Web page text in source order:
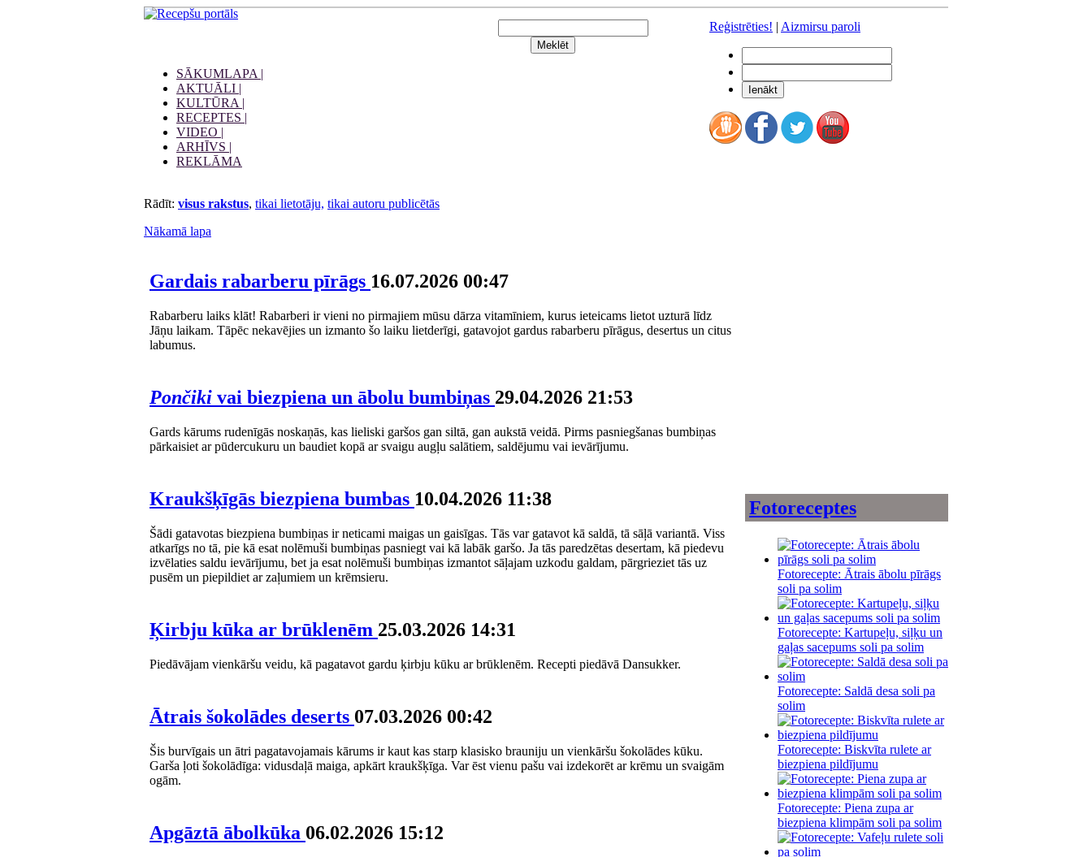
SĀKUMLAPA |
AKTUĀLI |
KULTŪRA |
RECEPTES |
VIDEO |
ARHĪVS |
REKLĀMA
Reģistrēties! | Aizmirsu paroli
Rādīt: visus rakstus, tikai lietotāju, tikai autoru publicētās
Nākamā lapa
Gardais rabarberu pīrāgs 16.07.2026 00:47
Rabarberu laiks klāt! Rabarberi ir vieni no pirmajiem mūsu dārza vitamīniem, kurus ieteicams lietot uzturā līdz
Jāņu laikam. Tāpēc nekavējies un izmanto šo laiku lietderīgi, gatavojot gardus rabarberu pīrāgus, desertus un citus
labumus.
Pončiki vai biezpiena un ābolu bumbiņas 29.04.2026 21:53
Gards kārums rudenīgās noskaņās, kas lieliski garšos gan siltā, gan aukstā veidā. Pirms pasniegšanas bumbiņas
pārkaisiet ar pūdercukuru un baudiet kopā ar svaigu augļu salātiem, saldējumu vai ievārījumu.
Kraukšķīgās biezpiena bumbas 10.04.2026 11:38
Šādi gatavotas biezpiena bumbiņas ir neticami maigas un gaisīgas. Tās var gatavot kā saldā, tā sāļā variantā. Viss
atkarīgs no tā, pie kā esat nolēmuši bumbiņas pasniegt vai kā labāk garšo. Ja tās paredzētas desertam, kā piedevu
izvēlaties saldu ievārījumu, bet ja esat nolēmuši bumbiņas izmantot sāļajam uzkodu galdam, pārgrieziet tās uz
pusēm un piepildiet ar zaļumiem un krēmsieru.
Ķirbju kūka ar brūklenēm 25.03.2026 14:31
Piedāvājam vienkāršu veidu, kā pagatavot gardu ķirbju kūku ar brūklenēm. Recepti piedāvā Dansukker.
Ātrais šokolādes deserts 07.03.2026 00:42
Šis burvīgais un ātri pagatavojamais kārums ir kaut kas starp klasisko brauniju un vienkāršu šokolādes kūku.
Garša ļoti šokolādīga: vidusdaļā maiga, apkārt kraukšķīga. Var ēst vienu pašu vai izdekorēt ar krēmu un svaigām
ogām.
Apgāztā ābolkūka 06.02.2026 15:12
Fotoreceptes
Fotorecepte: Ātrais ābolu pīrāgs
soli pa solim
Fotorecepte: Kartupeļu, siļķu un
gaļas sacepums soli pa solim
Fotorecepte: Saldā desa soli pa
solim
Fotorecepte: Biskvīta rulete ar
biezpiena pildījumu
Fotorecepte: Piena zupa ar
biezpiena klimpām soli pa solim